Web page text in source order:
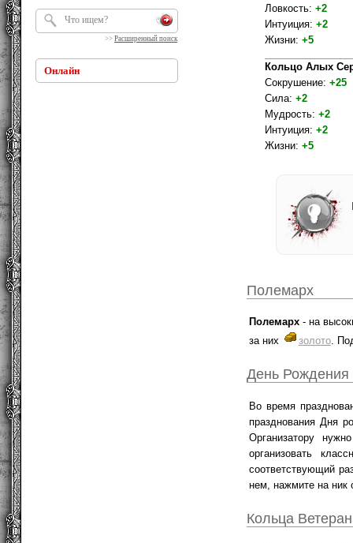
>> Расширенный поиск
Онлайн
Ловкость: +2
Интуиция: +2
Жизни: +5
Кольцо Алых
Сокрушение: +25
Сила: +2
Мудрость: +2
Интуиция: +2
Жизни: +5
Полемарх
Полемарх- на
за них
золото.
День Рождения
Во время
празднования Дня
Организатору
организовать
соответствующий
нем, нажмите на ник
Кольца